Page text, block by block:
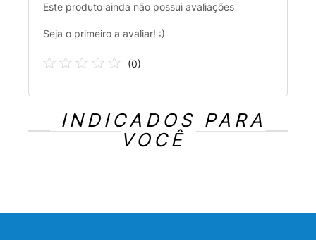
Este produto ainda não possui avaliações
Seja o primeiro a avaliar! :)
(0)
INDICADOS PARA
VOCÊ